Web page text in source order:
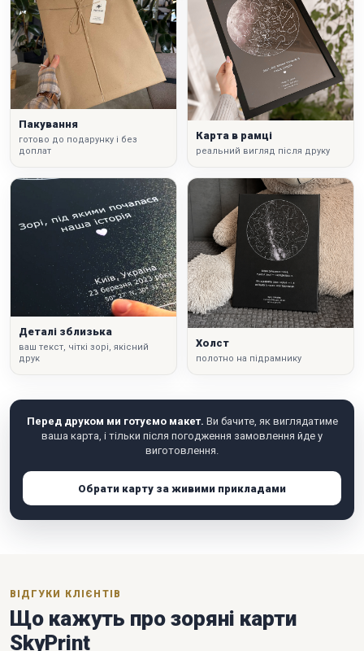
Пакування
готово до подарунку і без
доплат
Карта в рамці
реальний вигляд після друку
Деталі зблизька
ваш текст, чіткі зорі, якісний
друк
Холст
полотно на підрамнику
Перед друком ми готуємо макет. Ви бачите, як виглядатиме
ваша карта, і тільки після погодження замовлення йде у
виготовлення.
Обрати карту за живими прикладами
ВІДГУКИ КЛІЄНТІВ
Що кажуть про зоряні карти
SkyPrint